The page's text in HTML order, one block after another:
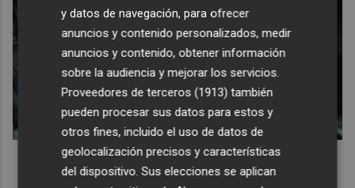
Pasaportes que abren puertas
Los pasaportes más poderosos del mundo, ¿está el
y datos de navegación, para ofrecer
anuncios y contenido personalizados, medir
anuncios y contenido, obtener información
sobre la audiencia y mejorar los servicios.
Proveedores de terceros (1913) también
pueden procesar sus datos para estos y
otros fines, incluido el uso de datos de
geolocalización precisos y características
del dispositivo. Sus elecciones se aplican